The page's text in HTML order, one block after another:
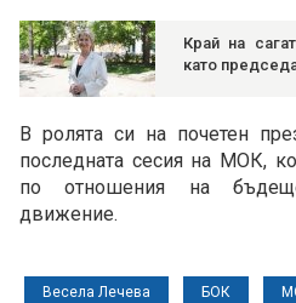
Край на
като
В ролята си на почетен
последната сесия на МОК,
по отношения на
движение.
Весела Лечева БОК